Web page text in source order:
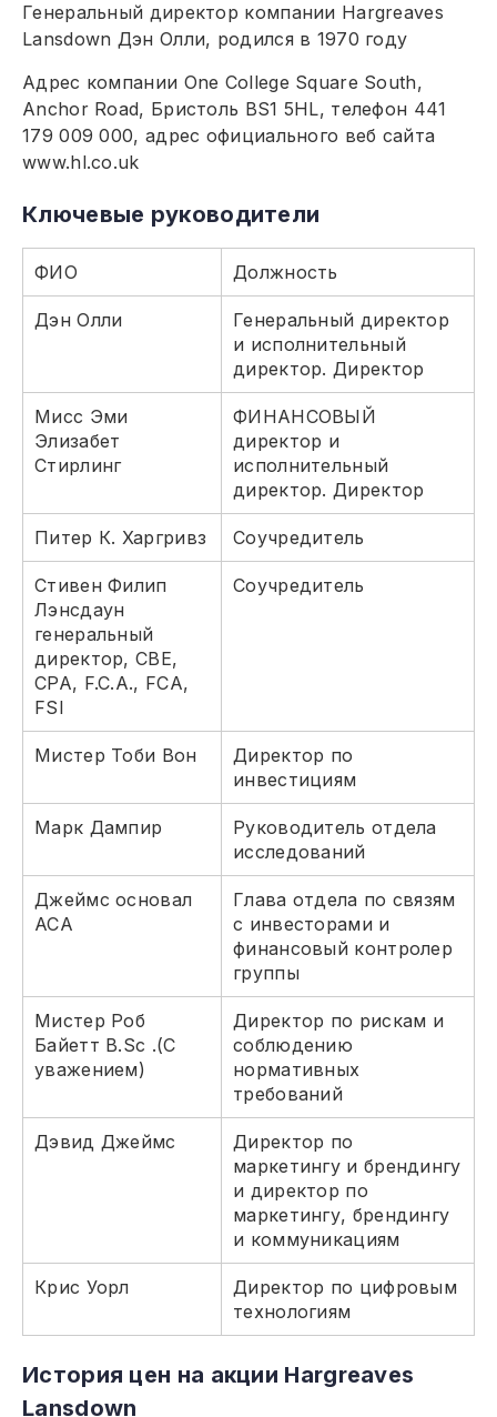
Генеральный директор компании Hargreaves
Lansdown Дэн Олли, родился в 1970 году
Адрес компании One College Square South,
Anchor Road, Бристоль BS1 5HL, телефон 441
179 009 000, адрес официального веб сайта
www.hl.co.uk
Ключевые руководители
ФИО Должность
Дэн Олли
Генеральный директор
и исполнительный
директор. Директор
Мисс Эми
Элизабет
Стирлинг
ФИНАНСОВЫЙ
директор и
исполнительный
директор. Директор
Питер К. Харгривз Соучредитель
Стивен Филип
Лэнсдаун
генеральный
директор, CBE,
CPA, F.C.A., FCA,
FSI
Соучредитель
Мистер Тоби Вон
Директор по
инвестициям
Марк Дампир
Руководитель отдела
исследований
Джеймс основал
ACA
Глава отдела по связям
с инвесторами и
финансовый контролер
группы
Мистер Роб
Байетт B.Sc .(С
уважением)
Директор по рискам и
соблюдению
нормативных
требований
Дэвид Джеймс
Директор по
маркетингу и брендингу
и директор по
маркетингу, брендингу
и коммуникациям
Крис Уорл
Директор по цифровым
технологиям
История цен на акции Hargreaves
Lansdown